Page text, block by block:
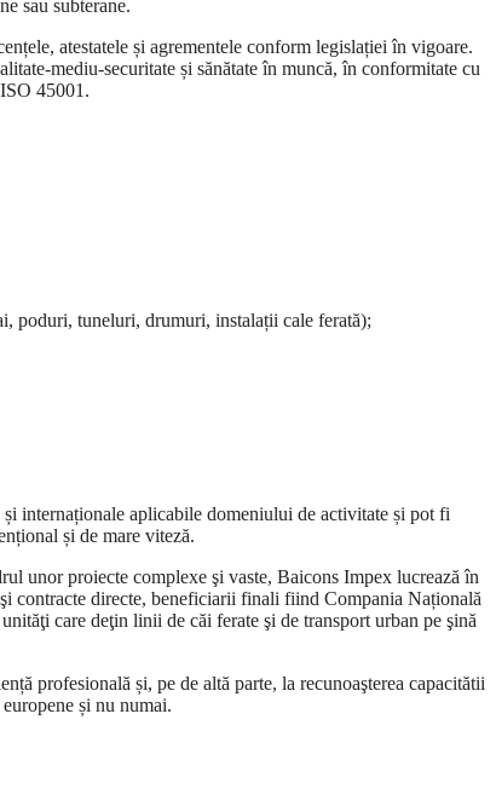
sau subterane.
atestatele și agrementele conform legislației în vigoare.
mediu-securitate și sănătate în muncă, în conformitate cu
45001.
poduri, tuneluri, drumuri, instalații cale ferată);
internaționale aplicabile domeniului de activitate și pot fi
și de mare viteză.
unor proiecte complexe şi vaste, Baicons Impex lucrează în
contracte directe, beneficiarii finali fiind Compania Națională
care deţin linii de căi ferate şi de transport urban pe şină
profesională și, pe de altă parte, la recunoaşterea capacitătii
și nu numai.